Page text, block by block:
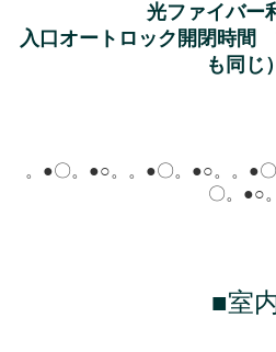
光ファイバー
入口オートロック開閉時間
も同じ）
。●〇。●○。 。●〇。●○。 。●
〇。●○。
■室